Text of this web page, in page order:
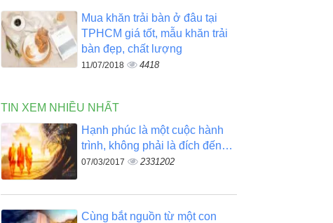
Mua khăn trải bàn ở đâu tại
TPHCM giá tốt, mẫu khăn trải
bàn đẹp, chất lượng
11/07/2018 4418
TIN XEM NHIỀU NHẤT
Hạnh phúc là một cuộc hành
trình, không phải là đích đến…
07/03/2017 2331202
Cùng bắt nguồn từ một con